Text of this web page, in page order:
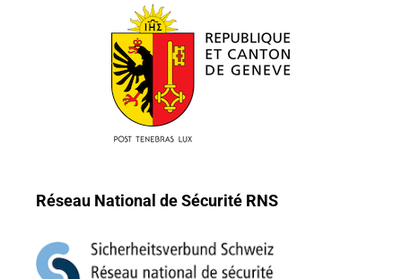
Réseau National de Sécurité RNS